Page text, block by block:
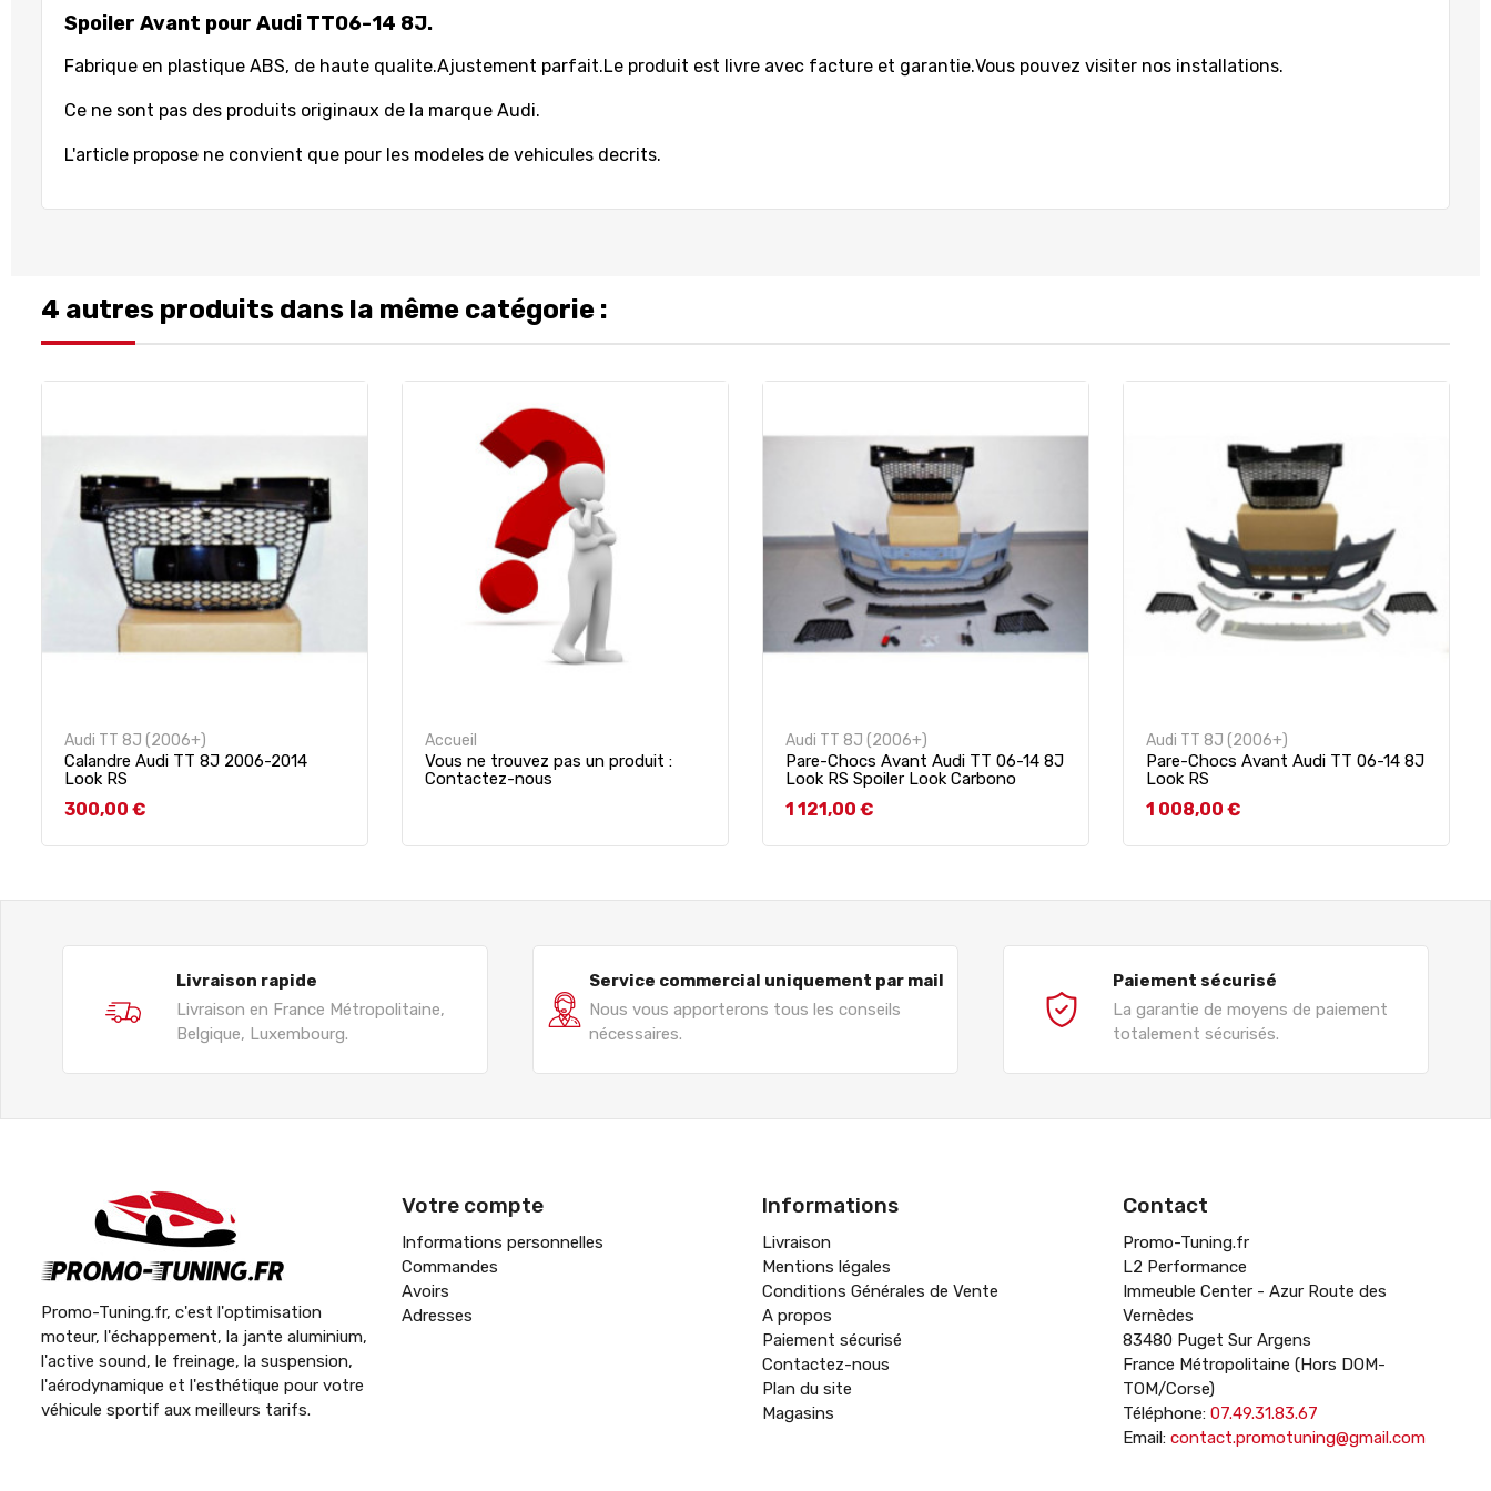
Spoiler Avant pour Audi TT06-14 8J.
Fabrique en plastique ABS, de haute qualite.Ajustement parfait.Le produit est livre avec facture et garantie.Vous pouvez visiter nos installations.
Ce ne sont pas des produits originaux de la marque Audi.
L'article propose ne convient que pour les modeles de vehicules decrits.
4 autres produits dans la même catégorie :
Audi TT 8J (2006+)
Calandre Audi TT 8J 2006-2014
Look RS
Prix
300,00 €
Accueil
Vous ne trouvez pas un produit :
Contactez-nous
Audi TT 8J (2006+)
Pare-Chocs Avant Audi TT 06-14 8J
Look RS Spoiler Look Carbono
Prix
1 121,00 €
Audi TT 8J (2006+)
Pare-Chocs Avant Audi TT 06-14 8J
Look RS
Prix
1 008,00 €
Livraison rapide
Livraison en France Métropolitaine,
Belgique, Luxembourg.
Service commercial uniquement par mail
Nous vous apporterons tous les conseils
nécessaires.
Paiement sécurisé
La garantie de moyens de paiement
totalement sécurisés.
Promo-Tuning.fr, c'est l'optimisation
moteur, l'échappement, la jante aluminium,
l'active sound, le freinage, la suspension,
l'aérodynamique et l'esthétique pour votre
véhicule sportif aux meilleurs tarifs.
Votre compte
Informations personnelles
Commandes
Avoirs
Adresses
Informations
Livraison
Mentions légales
Conditions Générales de Vente
A propos
Paiement sécurisé
Contactez-nous
Plan du site
Magasins
Contact
Promo-Tuning.fr
L2 Performance
Immeuble Center - Azur Route des
Vernèdes
83480 Puget Sur Argens
France Métropolitaine (Hors DOM-
TOM/Corse)
Téléphone: 07.49.31.83.67
Email: contact.promotuning@gmail.com